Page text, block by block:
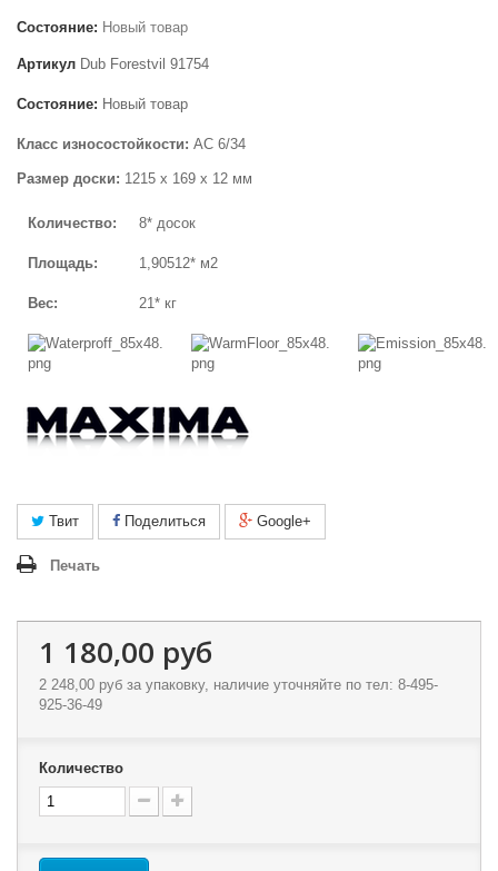
Состояние: Новый товар
Артикул Dub Forestvil 91754
Состояние: Новый товар
Класс износостойкости: AC 6/34
Размер доски: 1215 х 169 х 12 мм
Количество: 8* досок
Площадь: 1,90512* м2
Вес: 21* кг
Твит Поделиться Google+
Печать
1 180,00 руб
2 248,00 руб за упаковку, наличие уточняйте по тел: 8-495-
925-36-49
Количество